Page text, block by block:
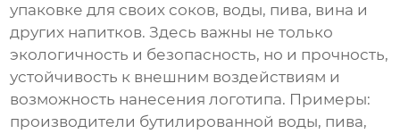
упаковке для своих соков, воды, пива, вина и
других напитков. Здесь важны не только
экологичность и безопасность, но и прочность,
устойчивость к внешним воздействиям и
возможность нанесения логотипа. Примеры:
производители бутилированной воды, пива,